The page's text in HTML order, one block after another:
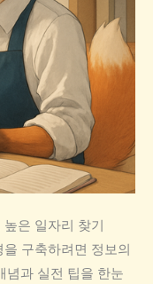
은 일자리 찾기
구축하려면 정보의
념과 실전 팁을 한눈